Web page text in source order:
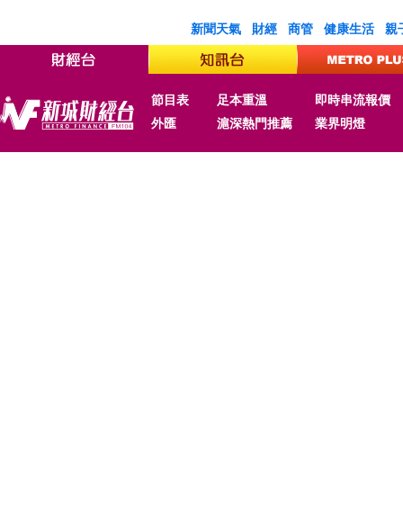
新聞天氣 財經 商管 健康生活 親
節目表 足本重溫
即時串流報價
外匯
滬深熱門推薦 業界明燈